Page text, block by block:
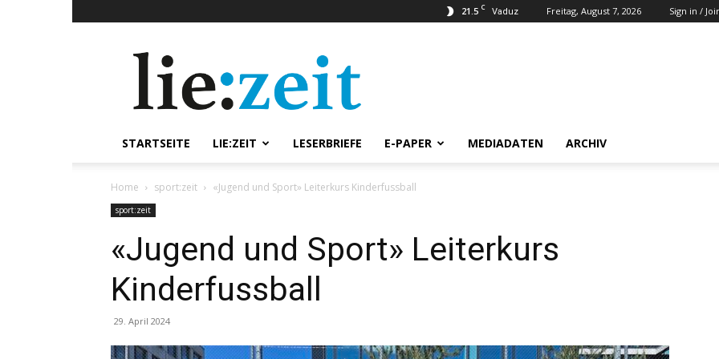
21.5 C Vaduz Freitag, August 7, 2026 Sign in /
STARTSEITE LIE:ZEIT LESERBRIEFE E-PAPER MEDIADATEN ARCHIV
Home sport:zeit «Jugend und Sport» Leiterkurs Kinderfussball
sport:zeit
«Jugend und Sport» Leiterkurs
Kinderfussball
29. April 2024